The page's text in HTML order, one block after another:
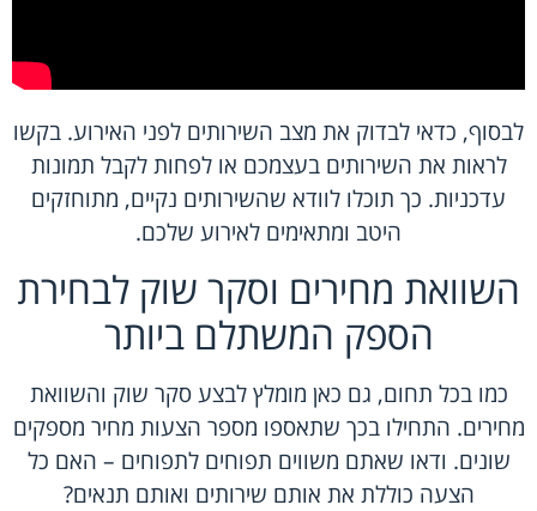
לבסוף, כדאי לבדוק את מצב השירותים לפני האירוע. בקשו
לראות את השירותים בעצמכם או לפחות לקבל תמונות
עדכניות. כך תוכלו לוודא שהשירותים נקיים, מתוחזקים
היטב ומתאימים לאירוע שלכם.
השוואת מחירים וסקר שוק לבחירת
הספק המשתלם ביותר
כמו בכל תחום, גם כאן מומלץ לבצע סקר שוק והשוואת
מחירים. התחילו בכך שתאספו מספר הצעות מחיר מספקים
שונים. ודאו שאתם משווים תפוחים לתפוחים – האם כל
הצעה כוללת את אותם שירותים ואותם תנאים?